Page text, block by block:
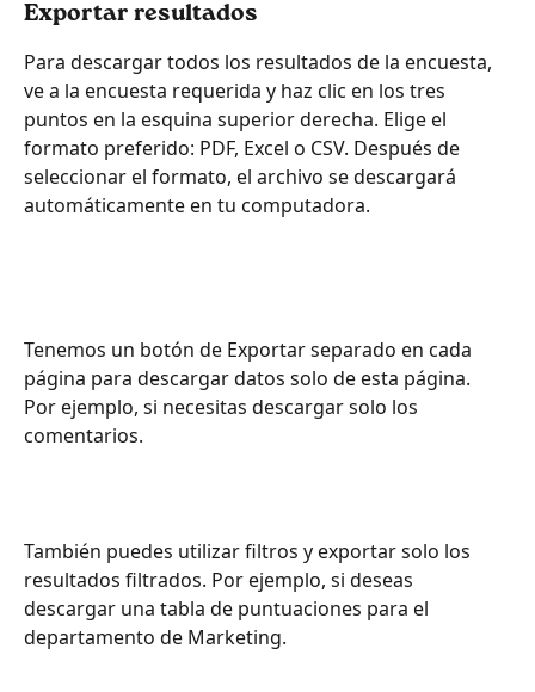
Exportar resultados
Para descargar todos los resultados de la encuesta,
ve a la encuesta requerida y haz clic en los tres
puntos en la esquina superior derecha. Elige el
formato preferido: PDF, Excel o CSV. Después de
seleccionar el formato, el archivo se descargará
automáticamente en tu computadora.
Tenemos un botón de Exportar separado en cada
página para descargar datos solo de esta página.
Por ejemplo, si necesitas descargar solo los
comentarios.
También puedes utilizar filtros y exportar solo los
resultados filtrados. Por ejemplo, si deseas
descargar una tabla de puntuaciones para el
departamento de Marketing.